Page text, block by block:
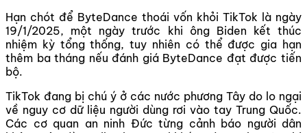
Hạn chót để ByteDance thoái vốn khỏi TikTok là ngày
19/1/2025, một ngày trước khi ông Biden kết thúc
nhiệm kỳ tổng thống, tuy nhiên có thể được gia hạn
thêm ba tháng nếu đánh giá ByteDance đạt được tiến
bộ.
TikTok đang bị chú ý ở các nước phương Tây do lo ngại
về nguy cơ dữ liệu người dùng rơi vào tay Trung Quốc.
Các cơ quan an ninh Đức từng cảnh báo người dân